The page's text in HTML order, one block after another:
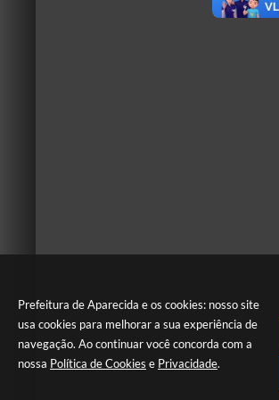
Prefeitura de Aparecida e os cookies: nosso site
usa cookies para melhorar a sua experiência de
navegação. Ao continuar você concorda com a
nossa Política de Cookies e Privacidade.